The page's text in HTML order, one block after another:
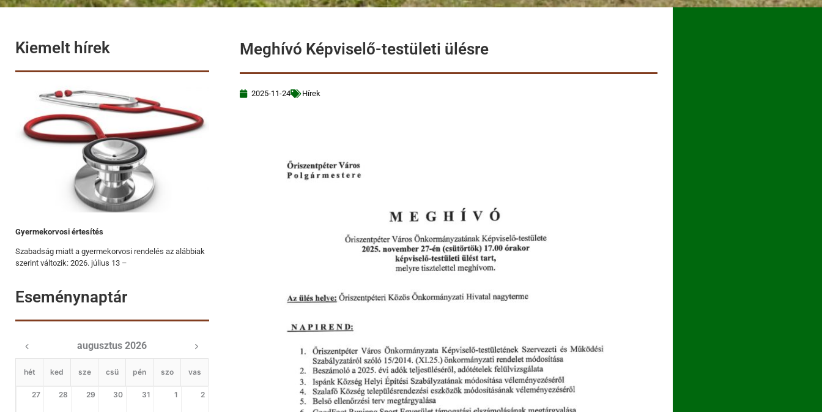
Kiemelt hírek
Gyermekorvosi értesítés
Szabadság miatt a gyermekorvosi rendelés az alábbiak
szerint változik: 2026. július 13 –
Eseménynaptár
augusztus 2026
hét ked sze csü pén szo vas
27 28 29 30 31 1 2
Meghívó Képviselő-testületi ülésre
2025-11-24 Hírek